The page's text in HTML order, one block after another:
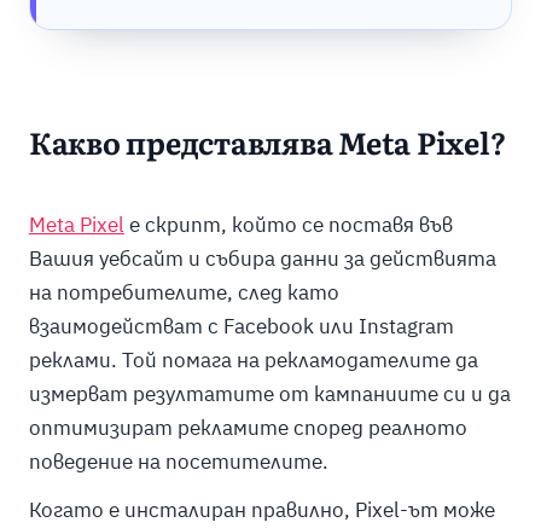
Какво представлява Meta Pixel?
Meta Pixel е скрипт, който се поставя във
Вашия уебсайт и събира данни за действията
на потребителите, след като
взаимодействат с Facebook или Instagram
реклами. Той помага на рекламодателите да
измерват резултатите от кампаниите си и да
оптимизират рекламите според реалното
поведение на посетителите.
Когато е инсталиран правилно, Pixel-ът може